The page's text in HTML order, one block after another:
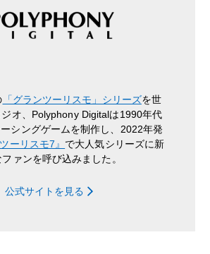
「グランツーリスモ」シリーズを世
オ、Polyphony Digitalは1990年代
シングゲームを制作し、2022年発
ーリスモ7』 で大人気シリーズに新
ファンを呼び込みました。
公式サイトを見る